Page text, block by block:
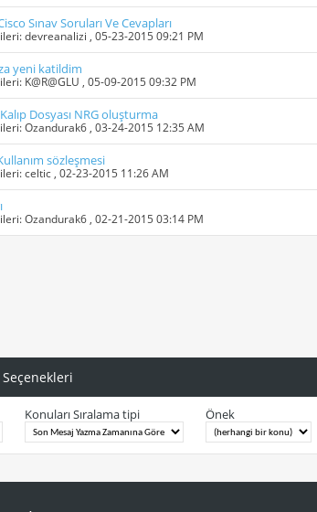
Sınav Soruları Ve Cevapları
devreanalizi , 05-23-2015 09:21 PM
yeni katildim
K@R@GLU , 05-09-2015 09:32 PM
Dosyası NRG oluşturma
Ozandurak6 , 03-24-2015 12:35 AM
sözleşmesi
celtic , 02-23-2015 11:26 AM
Ozandurak6 , 02-21-2015 03:14 PM
Konuları Sıralama tipi Önek